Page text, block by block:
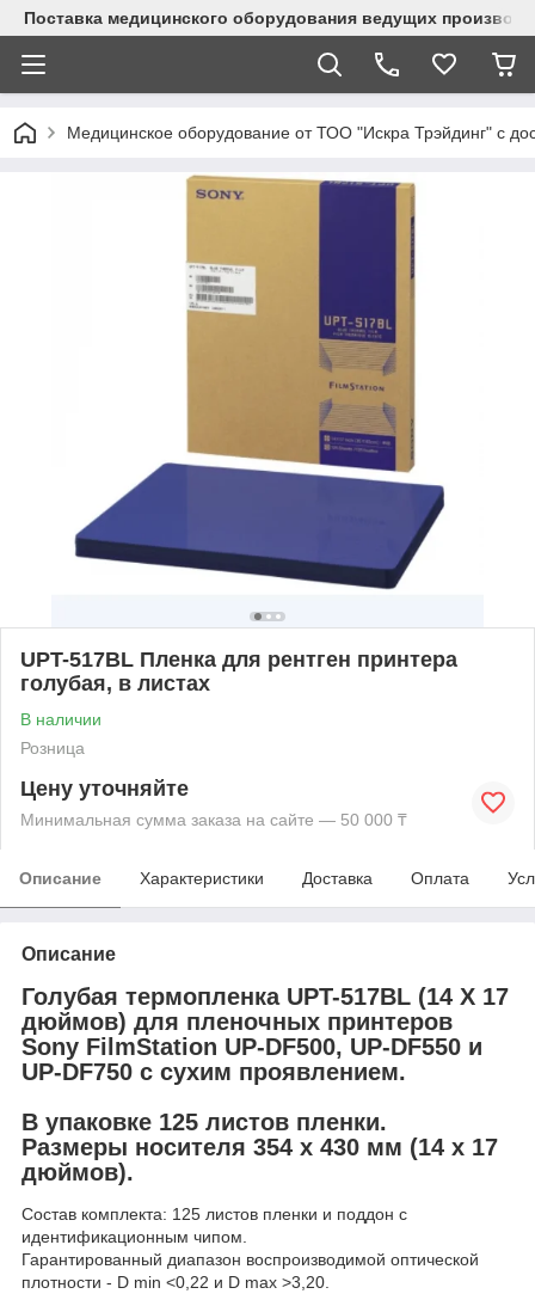
Поставка медицинского оборудования ведущих
Медицинское оборудование от ТОО "Искра Трэйдинг" с
UPT-517BL Пленка для рентген принтера
голубая, в листах
В наличии
Розница
Цену уточняйте
Минимальная сумма заказа на сайте — 50 000 ₸
Описание Характеристики Доставка Оплата
Описание
Голубая термопленка UPT-517BL (14 X 17
дюймов) для пленочных принтеров
Sony FilmStation UP-DF500, UP-DF550 и
UP-DF750 с сухим проявлением.
В упаковке 125 листов пленки.
Размеры носителя 354 x 430 мм (14 x 17
дюймов).
Состав комплекта: 125 листов пленки и поддон с
идентификационным чипом.
Гарантированный диапазон воспроизводимой оптической
плотности - D min <0,22 и D max >3,20.